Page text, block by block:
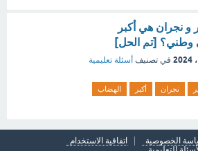
نجران هي أكبر
وطني؟ [تم الحل]
في تصنيف أسئلة تعليمية
نجران أكبر
الهضاب
الخصوصية
اتفاقية الاستخدام